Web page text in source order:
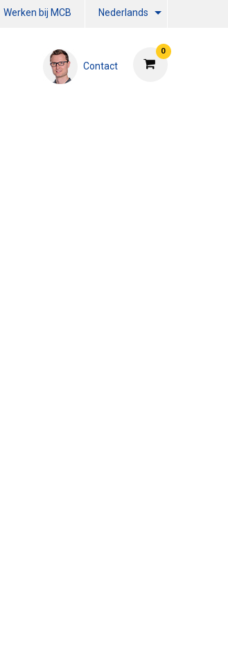
Werken bij MCB Nederlands
0
Contact